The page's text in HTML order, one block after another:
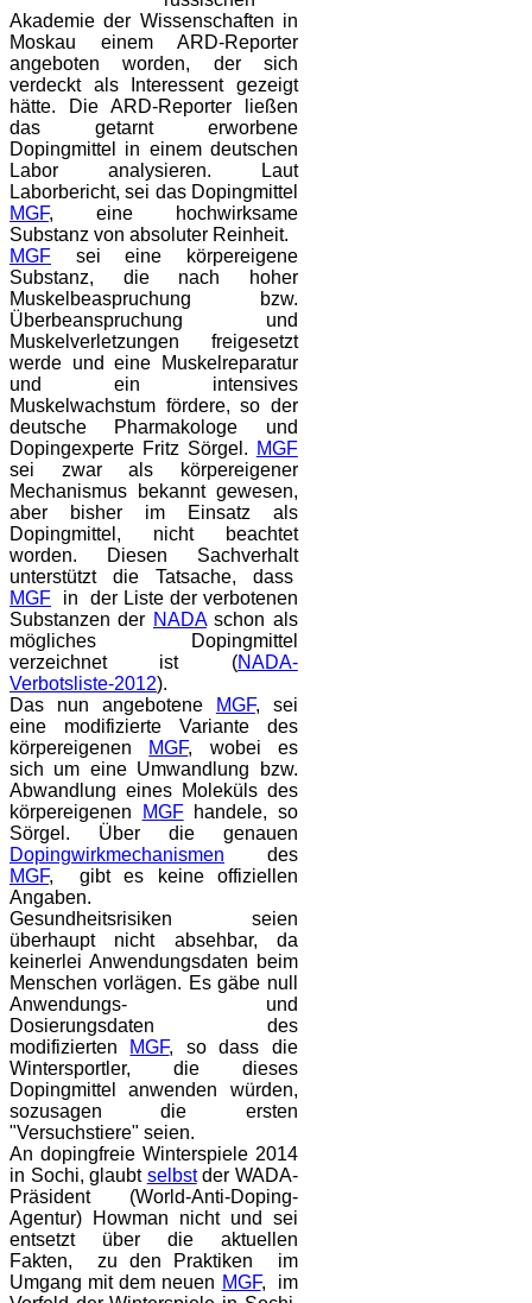
Akademie der Wissenschaften in
Moskau einem ARD-Reporter
angeboten worden, der sich
verdeckt als Interessent gezeigt
hätte. Die ARD-Reporter ließen
das getarnt erworbene
Dopingmittel in einem deutschen
Labor analysieren. Laut
Laborbericht, sei das Dopingmittel
MGF, eine hochwirksame
Substanz von absoluter Reinheit.
MGF sei eine körpereigene
Substanz, die nach hoher
Muskelbeaspruchung bzw.
Überbeanspruchung und
Muskelverletzungen freigesetzt
werde und eine Muskelreparatur
und ein intensives
Muskelwachstum fördere, so der
deutsche Pharmakologe und
Dopingexperte Fritz Sörgel. MGF
sei zwar als körpereigener
Mechanismus bekannt gewesen,
aber bisher im Einsatz als
Dopingmittel, nicht beachtet
worden. Diesen Sachverhalt
unterstützt die Tatsache, dass
MGF in der Liste der verbotenen
Substanzen der NADAschon als
mögliches Dopingmittel
verzeichnet ist (NADA-
Verbotsliste-2012).
Das nun angebotene
MGF, sei
eine modifizierte Variante des
körpereigenen
MGF, wobei es
sich um eine Umwandlung bzw.
Abwandlung eines Moleküls des
körpereigenen
MGFhandele, so
Sörgel. Über die genauen
Dopingwirkmechanismen des
MGF, gibt es keine offiziellen
Angaben.
Gesundheitsrisiken seien
überhaupt nicht absehbar, da
keinerlei Anwendungsdaten beim
Menschen vorlägen. Es gäbe null
Anwendungs- und
Dosierungsdaten des
modifizierten MGF, so dass die
Wintersportler, die dieses
Dopingmittel anwenden würden,
sozusagen die ersten
"Versuchstiere" seien.
An dopingfreie Winterspiele 2014
in Sochi, glaubt selbstder WADA-
Präsident (World-Anti-Doping-
Agentur) Howman nicht und sei
entsetzt über die aktuellen
Fakten, zu den Praktiken im
Umgang mit dem neuen MGF, im